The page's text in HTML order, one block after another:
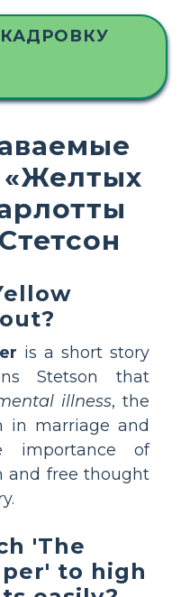
is a short story
Stetson that
illness, the
in marriage and
importance of
and free thought
'The
to high